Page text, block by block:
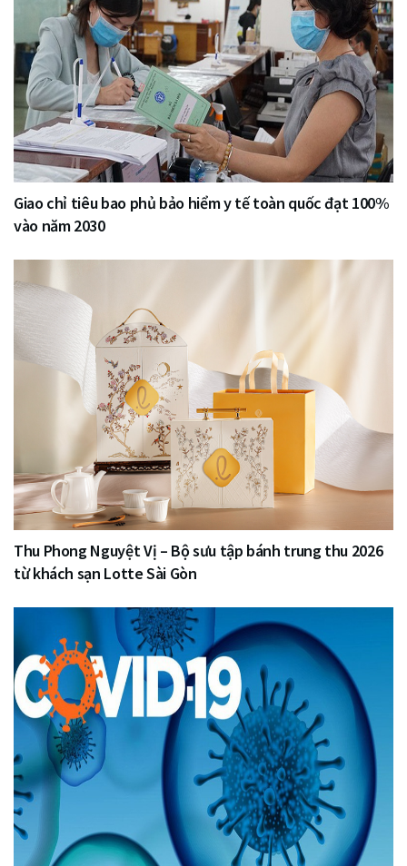
Giao chỉ tiêu bao phủ bảo hiểm y tế toàn quốc đạt 100%
vào năm 2030
Thu Phong Nguyệt Vị – Bộ sưu tập bánh trung thu 2026
từ khách sạn Lotte Sài Gòn